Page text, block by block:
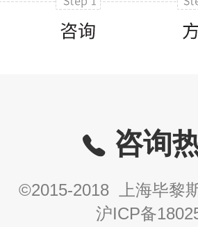
咨询
©2015-2018 上海毕黎
沪ICP备